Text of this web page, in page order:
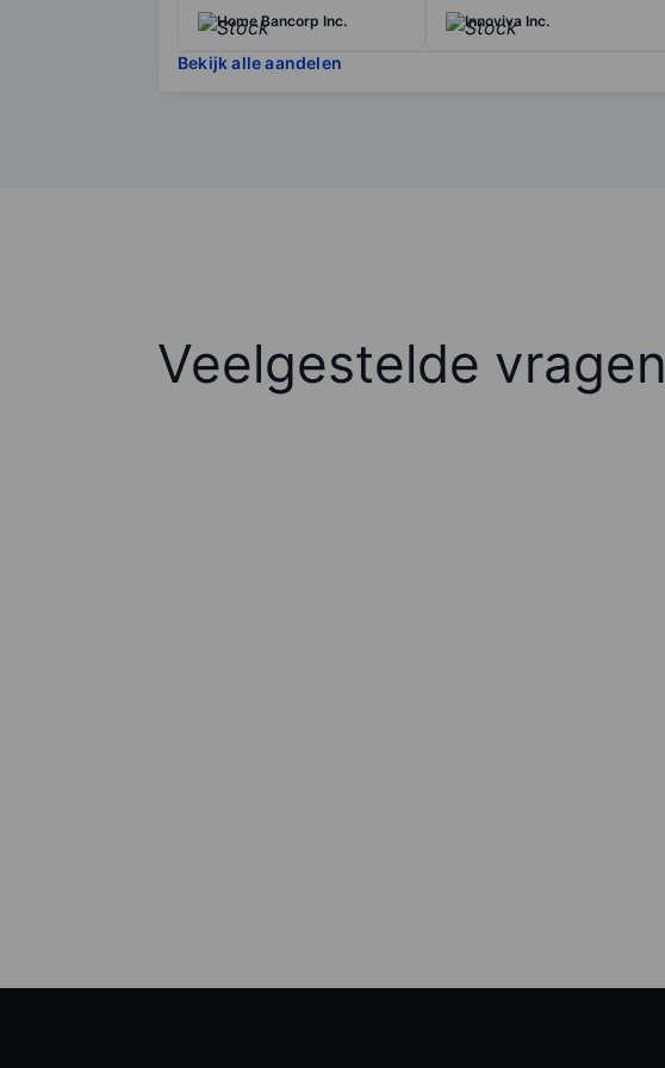
Home Bancorp Inc. Innoviva Inc.
Bekijk alle aandelen
Veelgestelde vragen